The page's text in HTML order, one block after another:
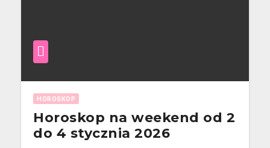
HOROSKOP
Horoskop na weekend od 2
do 4 stycznia 2026